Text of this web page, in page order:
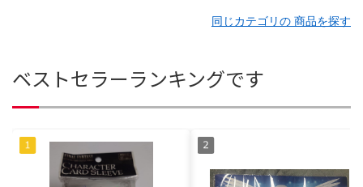
同じカテゴリの 商品を探す
ベストセラーランキングです